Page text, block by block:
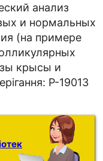
анализ
и нормальных
(на примере
крысы и
Р-19013